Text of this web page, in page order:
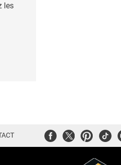
les
FacebookTwitterPinterest
Tiktok